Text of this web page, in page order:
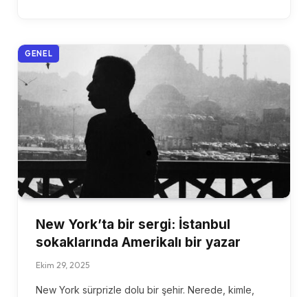
GENEL
New York’ta bir sergi: İstanbul
sokaklarında Amerikalı bir yazar
Ekim 29, 2025
New York sürprizle dolu bir şehir. Nerede, kimle,